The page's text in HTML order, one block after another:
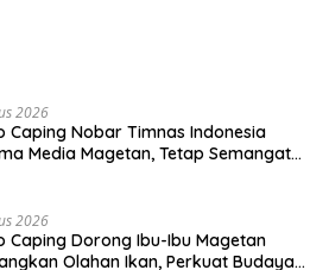
2026
Caping Nobar Timnas Indonesia
Media Magetan, Tetap Semangat
2026
Caping Dorong Ibu-Ibu Magetan
Olahan Ikan, Perkuat Budaya